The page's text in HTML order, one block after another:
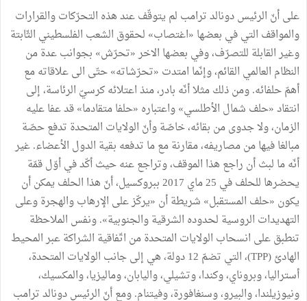
على أنّ الرئيس دونالد ترامب لم يتوقّف عند هذه التحرّكات والقرارات
والمواقف التي في بعضها «اغتصاب» لحقوق الشعب الفلسطيني الثّابتة
وغير القابلة للتصرّف، وفي بعضها الاخر «تحرّش» بجوانب عدة من
النظام العالمي القائم، وإنّما امتدت «تحرّشاته» حتّى الى علاقاته مع
أهمّ حلفائه. ومن ذلك مثلا أنّه بادر، منذ اعتلائه كرسيّ الرئاسة، إلى
انتقاد «حلف شمال الأطلسي» واعتباره «حلفا متقادما» قد عفا عليه
الزمان، ولا جدوى من بقائه، خاصّة وأنّ الولايات المتحدة تدفع حصّة
مبالغا فيها من مصاريفه، مقارنة مع ما تدفعه بقية الدول الأعضاء. غير
أنّه ما لبث أن راجع هذا الموقف، وتراجع عنه حيث أكّد في أوّل قمّة
يحضرها للحلف في 25 ماي 2017 ببروكسيل، أنّ هذا الحلف يمكن أن
يكون «حلف المستقبل» شريطة أن «يركّز على الإرهاب والهجرة وعلى
التهديدات الروسية لحدوده الشرقية والجنوبية». ونفس الملاحظة
تنطبق على انسحاب الولايات المتحدة من اتّفاقية الشراكة عبر المحيط
الهادئ (TPP)، التي تضمّ 12 دولة، هي إلى جانب الولايات المتحدة،
أستراليا، وبروناي، وكندا، وتشيلي، واليابان، وماليزيا، والمكسيك،
ونيوزيلندا، والبيرو، وسنغافورة، وفيتنام. ومع أنّ الرئيس دونالد ترامب